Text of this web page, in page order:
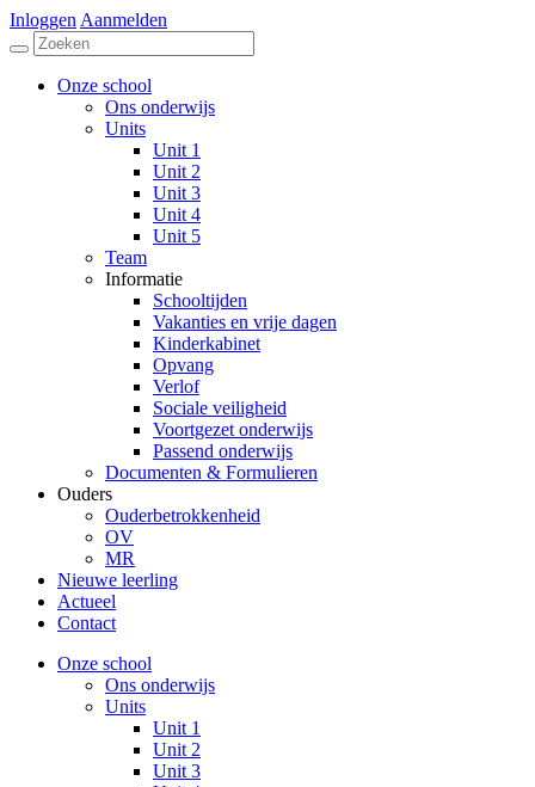
Inloggen Aanmelden
Onze school
Ons onderwijs
Units
Unit 1
Unit 2
Unit 3
Unit 4
Unit 5
Team
Informatie
Schooltijden
Vakanties en vrije dagen
Kinderkabinet
Opvang
Verlof
Sociale veiligheid
Voortgezet onderwijs
Passend onderwijs
Documenten & Formulieren
Ouders
Ouderbetrokkenheid
OV
MR
Nieuwe leerling
Actueel
Contact
Onze school
Ons onderwijs
Units
Unit 1
Unit 2
Unit 3